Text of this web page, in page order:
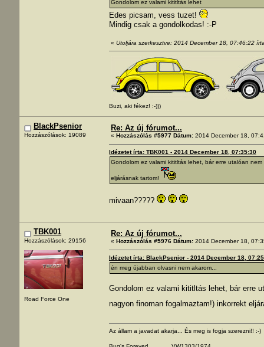
Gondolom ez valami kititltás lehet
Edes picsam, vess tuzet!
Mindig csak a gondolkodas! :-P
« Utoljára szerkesztve: 2014 December 18, 07:46:22
Buzi, aki fékez! :-)))
BlackPsenior
Hozzászólások: 19089
Re: Az új fórumot...
« Hozzászólás #5977 Dátum: 2014 December 18,
Idézetet írta: TBK001 - 2014 December 18, 07:35:30
Gondolom ez valami kititltás lehet, bár erre utalóan
eljárásnak tartom!
mivaan?????
TBK001
Hozzászólások: 29156
Road Force One
Re: Az új fórumot...
« Hozzászólás #5976 Dátum: 2014 December 18,
Idézetet írta: BlackPsenior - 2014 December 18,
én meg újabban olvasni nem akarom...
Gondolom ez valami kititltás lehet, bár erre
nagyon finoman fogalmaztam!) inkorrekt
Az állam a javadat akarja... És meg is fogja szerezni!! :-)